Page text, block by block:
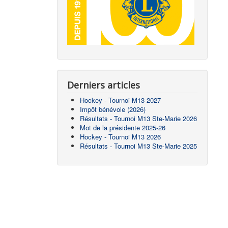
Derniers articles
Hockey - Tournoi M13 2027
Impôt bénévole (2026)
Résultats - Tournoi M13 Ste-Marie 2026
Mot de la présidente 2025-26
Hockey - Tournoi M13 2026
Résultats - Tournoi M13 Ste-Marie 2025